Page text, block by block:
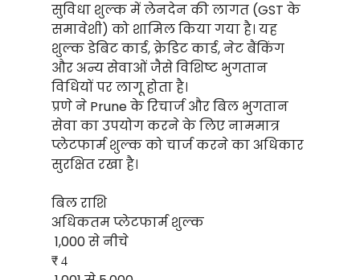
सुविधा शुल्क में लेनदेन की लागत (GST के
समावेशी) को शामिल किया गया है। यह
शुल्क डेबिट कार्ड, क्रेडिट कार्ड, नेट बैंकिंग
और अन्य सेवाओं जैसे विशिष्ट भुगतान
विधियों पर लागू होता है।
प्रणे ने Prune के रिचार्ज और बिल भुगतान
सेवा का उपयोग करने के लिए नाममात्र
प्लेटफार्म शुल्क को चार्ज करने का अधिकार
सुरक्षित रखा है।
बिल राशि
अधिकतम प्लेटफार्म शुल्क
₹ 1,000 से नीचे
₹ 4